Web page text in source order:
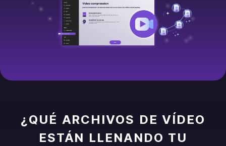
¿QUÉ ARCHIVOS DE VÍDEO
ESTÁN LLENANDO TU